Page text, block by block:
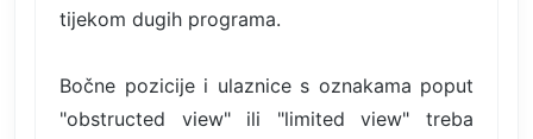
tijekom dugih programa.
Bočne pozicije i ulaznice s oznakama poput
"obstructed view" ili "limited view" treba